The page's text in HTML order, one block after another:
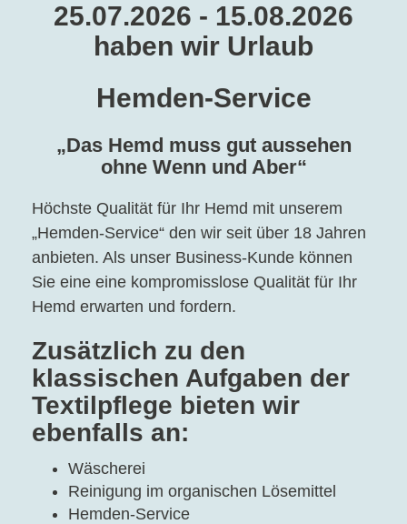
25.07.2026 - 15.08.2026
haben wir Urlaub
Hemden-Service
„Das Hemd muss gut aussehen
ohne Wenn und Aber“
Höchste Qualität für Ihr Hemd mit unserem
„Hemden-Service“ den wir seit über 18 Jahren
anbieten. Als unser Business-Kunde können
Sie eine eine kompromisslose Qualität für Ihr
Hemd erwarten und fordern.
Zusätzlich zu den
klassischen Aufgaben der
Textilpflege bieten wir
ebenfalls an:
Wäscherei
Reinigung im organischen Lösemittel
Hemden-Service